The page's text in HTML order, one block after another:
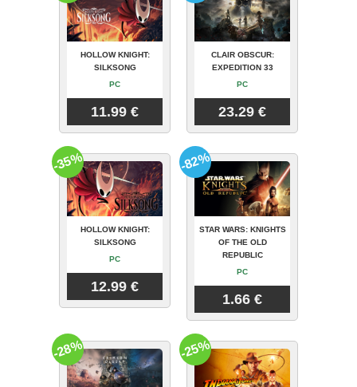
HOLLOW KNIGHT:
SILKSONG
PC
11.99 €
CLAIR OBSCUR:
EXPEDITION 33
PC
23.29 €
HOLLOW KNIGHT:
SILKSONG
PC
12.99 €
-35%
STAR WARS: KNIGHTS
OF THE OLD
REPUBLIC
PC
1.66 €
-82%
-28% -25%